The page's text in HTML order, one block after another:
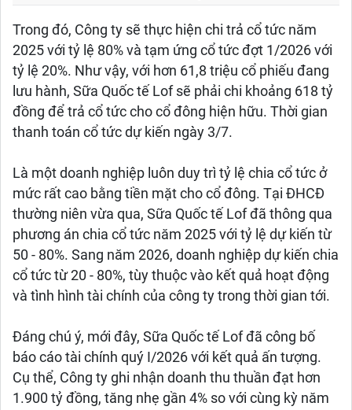
Trong đó, Công ty sẽ thực hiện chi trả cổ tức năm
2025 với tỷ lệ 80% và tạm ứng cổ tức đợt 1/2026 với
tỷ lệ 20%. Như vậy, với hơn 61,8 triệu cổ phiếu đang
lưu hành, Sữa Quốc tế Lof sẽ phải chi khoảng 618 tỷ
đồng để trả cổ tức cho cổ đông hiện hữu. Thời gian
thanh toán cổ tức dự kiến ngày 3/7.
Là một doanh nghiệp luôn duy trì tỷ lệ chia cổ tức ở
mức rất cao bằng tiền mặt cho cổ đông. Tại ĐHCĐ
thường niên vừa qua, Sữa Quốc tế Lof đã thông qua
phương án chia cổ tức năm 2025 với tỷ lệ dự kiến từ
50 - 80%. Sang năm 2026, doanh nghiệp dự kiến chia
cổ tức từ 20 - 80%, tùy thuộc vào kết quả hoạt động
và tình hình tài chính của công ty trong thời gian tới.
Đáng chú ý, mới đây, Sữa Quốc tế Lof đã công bố
báo cáo tài chính quý I/2026 với kết quả ấn tượng.
Cụ thể, Công ty ghi nhận doanh thu thuần đạt hơn
1.900 tỷ đồng, tăng nhẹ gần 4% so với cùng kỳ năm